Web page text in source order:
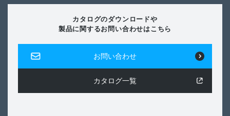
カタログのダウンロードや
製品に関するお問い合わせはこちら
お問い合わせ
カタログ一覧